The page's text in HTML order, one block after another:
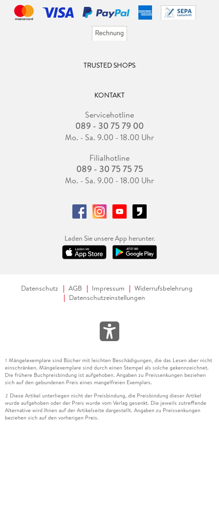
TRUSTED SHOPS
KONTAKT
Servicehotline
089 - 30 75 79 00
Mo. - Sa. 9.00 - 18.00 Uhr
Filialhotline
089 - 30 75 75 75
Mo. - Sa. 9.00 - 18.00 Uhr
Laden Sie unsere App herunter.
Datenschutz AGB Impressum
Widerrufsbelehrung
Datenschutzeinstellungen
1 Mängelexemplare sind Bücher mit leichten Beschädigungen, die das Lesen aber nicht
einschränken. Mängelexemplare sind durch einen Stempel als solche gekennzeichnet.
Die frühere Buchpreisbindung ist aufgehoben. Angaben zu Preissenkungen beziehen
sich auf den gebundenen Preis eines mangelfreien Exemplars.
2 Diese Artikel unterliegen nicht der Preisbindung, die Preisbindung dieser Artikel
wurde aufgehoben oder der Preis wurde vom Verlag gesenkt. Die jeweils zutreffende
Alternative wird Ihnen auf der Artikelseite dargestellt. Angaben zu Preissenkungen
beziehen sich auf den vorherigen Preis.